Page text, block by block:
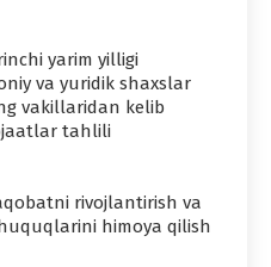
yarim yilligi
va yuridik shaxslar
vakillaridan kelib
tahlili
rivojlantirish va
himoya qilish